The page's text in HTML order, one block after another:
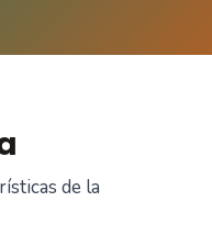
de la